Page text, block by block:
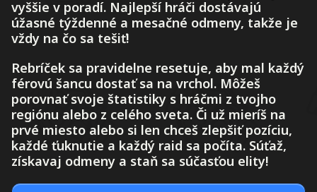
vyššie v poradí. Najlepší hráči dostávajú
úžasné týždenné a mesačné odmeny, takže je
vždy na čo sa tešiť!
Rebríček sa pravidelne resetuje, aby mal každý
férovú šancu dostať sa na vrchol. Môžeš
porovnať svoje štatistiky s hráčmi z tvojho
regiónu alebo z celého sveta. Či už mieríš na
prvé miesto alebo si len chceš zlepšiť pozíciu,
každé ťuknutie a každý raid sa počíta. Súťaž,
získavaj odmeny a staň sa súčasťou elity!